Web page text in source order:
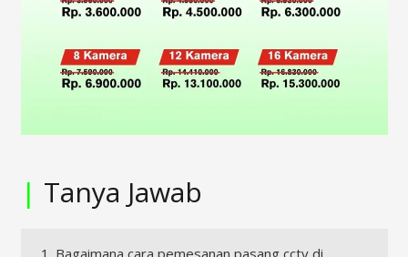
| Tanya Jawab